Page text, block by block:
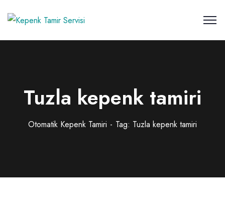
Tuzla kepenk tamiri
Otomatik Kepenk Tamiri Tag: Tuzla kepenk tamiri